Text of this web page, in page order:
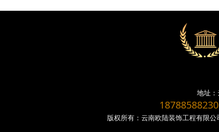
地址
版权所有：云南欧陆装饰工程有限